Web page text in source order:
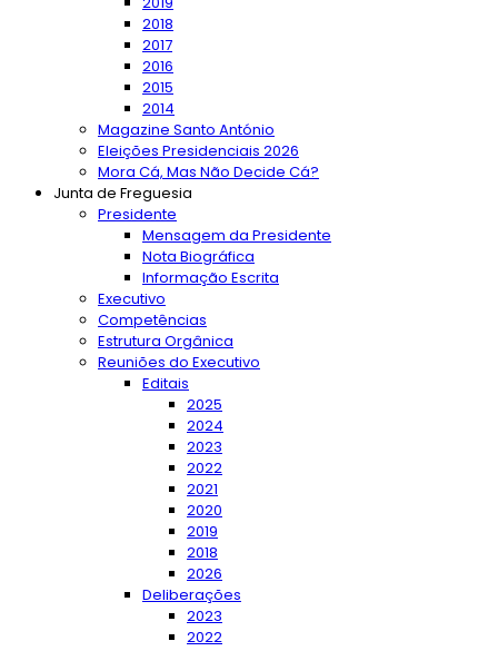
2018
2017
2016
2015
2014
Magazine Santo António
Eleições Presidenciais 2026
Mora Cá, Mas Não Decide Cá?
Junta de Freguesia
Presidente
Mensagem da Presidente
Nota Biográfica
Informação Escrita
Executivo
Competências
Estrutura Orgânica
Reuniões do Executivo
Editais
2025
2024
2023
2022
2021
2020
2019
2018
2026
Deliberações
2023
2022